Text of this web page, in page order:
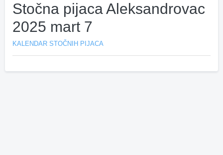
Stočna pijaca Aleksandrovac
2025 mart 7
KALENDAR STOČNIH PIJACA